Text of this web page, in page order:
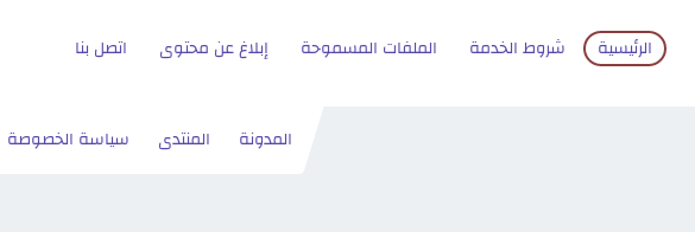
الرئيسية شروط الخدمة الملفات المسموحة إبلاغ عن محتوى اتصل بنا
المدونة المنتدى سياسة الخصوصة